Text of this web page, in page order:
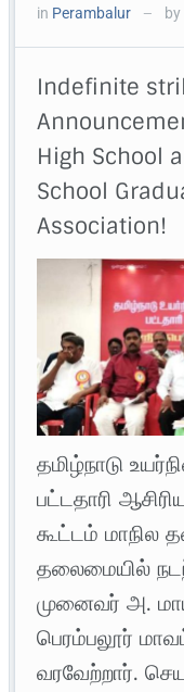
in Perambalur — by
Indefinite
High School
School
Association!
தமிழ்நாடு
பட்டதாரி
கூட்டம் மாநில
தலைமையில்
முனைவர் அ.
பெரம்பலூர்
வரவேற்றார்.